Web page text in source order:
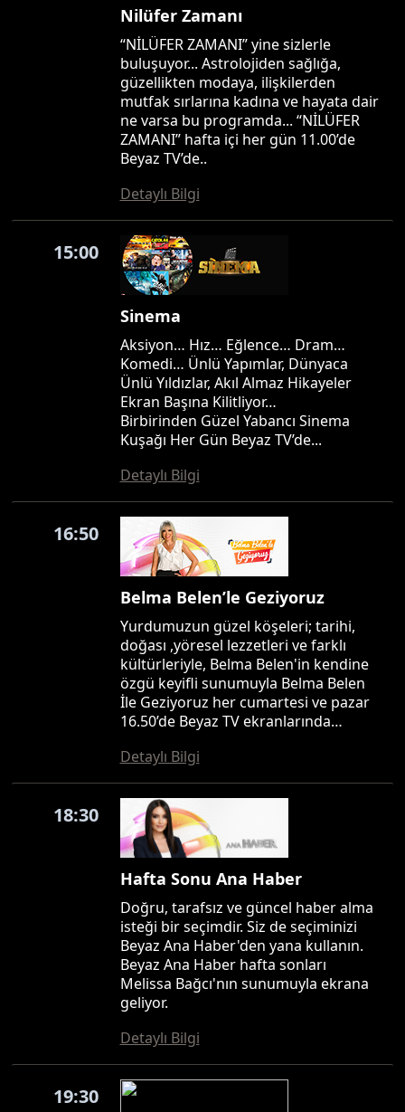
Nilüfer Zamanı
“NİLÜFER ZAMANI” yine sizlerle
buluşuyor... Astrolojiden sağlığa,
güzellikten modaya, ilişkilerden
mutfak sırlarına kadına ve hayata dair
ne varsa bu programda... “NİLÜFER
ZAMANI” hafta içi her gün 11.00’de
Beyaz TV’de..
Detaylı Bilgi
15:00
Sinema
Aksiyon… Hız… Eğlence… Dram…
Komedi… Ünlü Yapımlar, Dünyaca
Ünlü Yıldızlar, Akıl Almaz Hikayeler
Ekran Başına Kilitliyor…
Birbirinden Güzel Yabancı Sinema
Kuşağı Her Gün Beyaz TV’de...
Detaylı Bilgi
16:50
Belma Belen’le Geziyoruz
Yurdumuzun güzel köşeleri; tarihi,
doğası ,yöresel lezzetleri ve farklı
kültürleriyle, Belma Belen'in kendine
özgü keyifli sunumuyla Belma Belen
İle Geziyoruz her cumartesi ve pazar
16.50’de Beyaz TV ekranlarında…
Detaylı Bilgi
18:30
Hafta Sonu Ana Haber
Doğru, tarafsız ve güncel haber alma
isteği bir seçimdir. Siz de seçiminizi
Beyaz Ana Haber'den yana kullanın.
Beyaz Ana Haber hafta sonları
Melissa Bağcı'nın sunumuyla ekrana
geliyor.
Detaylı Bilgi
19:30